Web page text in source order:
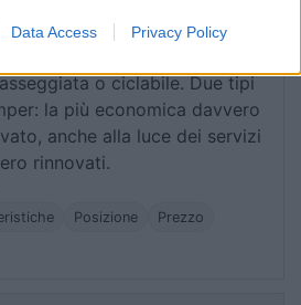
Data Access Privacy Policy
e sul mare. Fra Aurelia e
o ciclabile. Due tipi
la più economica davvero
anche alla luce dei servizi
rinnovati.
Posizione
Prezzo